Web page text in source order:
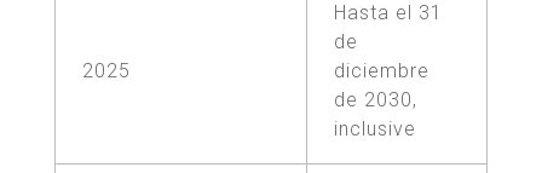
2025
Hasta el 31
de
diciembre
de 2030,
inclusive